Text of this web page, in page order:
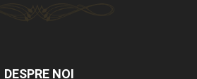
DESPRE NOI